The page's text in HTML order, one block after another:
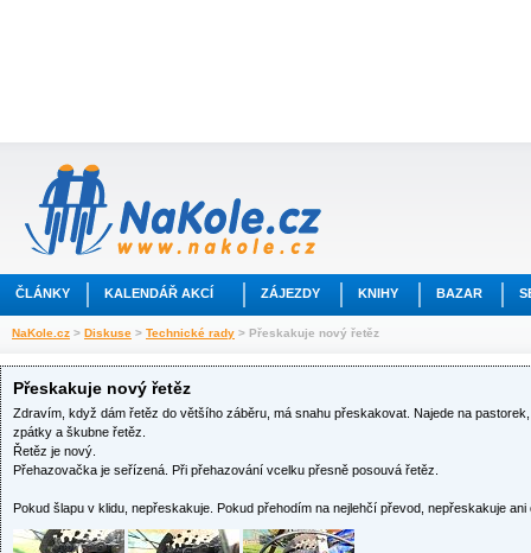
ČLÁNKY KALENDÁŘ AKCÍ ZÁJEZDY KNIHY BAZAR
NaKole.cz > Diskuse > Technické rady > Přeskakuje nový řetěz
Přeskakuje nový řetěz
Zdravím, když dám řetěz do většího záběru, má snahu přeskakovat. Najede na
zpátky a škubne řetěz.
Řetěz je nový.
Přehazovačka je seřízená. Při přehazování vcelku přesně posouvá řetěz.
Pokud šlapu v klidu, nepřeskakuje. Pokud přehodím na nejlehčí převod, nepřeskakuje ani